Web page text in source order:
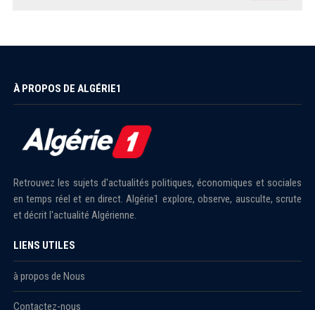
À PROPOS DE ALGÉRIE1
Retrouvez les sujets d'actualités politiques, économiques et sociales
en temps réel et en direct. Algérie1 explore, observe, ausculte, scrute
et décrit l'actualité Algérienne.
LIENS UTILES
à propos de Nous
Contactez-nous